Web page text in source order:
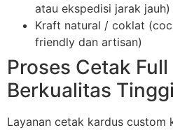
atau ekspedisi jarak jauh)
Kraft natural / coklat
friendly dan artisan)
Proses Cetak
Berkualitas Tinggi
Layanan cetak kardus custom